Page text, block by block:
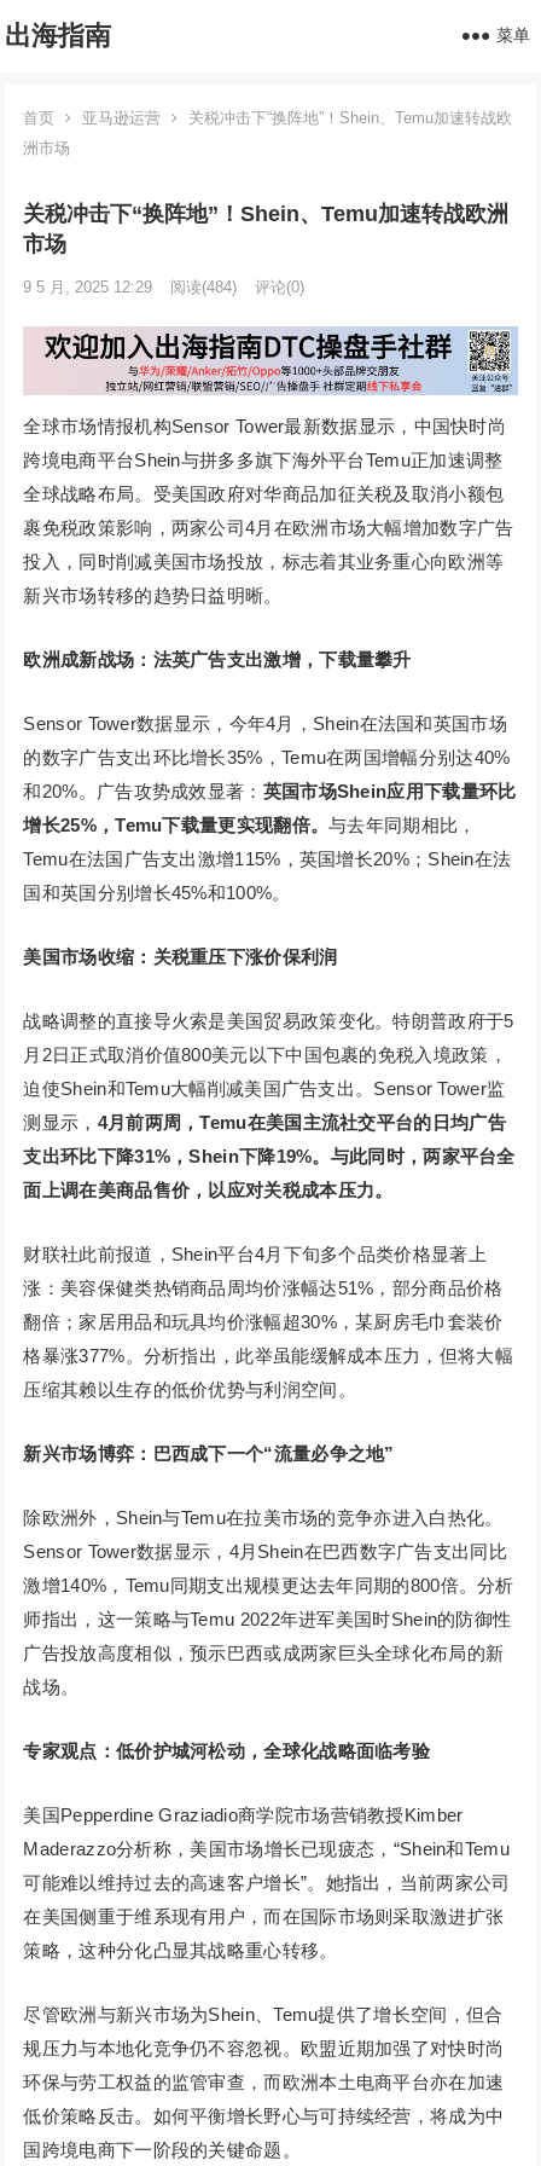
出海指南 菜单
首页 亚马逊运营
关税冲击下“换阵地”！Shein、Temu加速转战欧
洲市场
关税冲击下“换阵地”！Shein、Temu加速转战欧洲
市场
9 5 月, 2025 12:29 阅读(484) 评论(0)
全球市场情报机构Sensor Tower最新数据显示，中国快时尚
跨境电商平台Shein与拼多多旗下海外平台Temu正加速调整
全球战略布局。受美国政府对华商品加征关税及取消小额包
裹免税政策影响，两家公司4月在欧洲市场大幅增加数字广告
投入，同时削减美国市场投放，标志着其业务重心向欧洲等
新兴市场转移的趋势日益明晰。
欧洲成新战场：法英广告支出激增，下载量攀升
Sensor Tower数据显示，今年4月，Shein在法国和英国市场
的数字广告支出环比增长35%，Temu在两国增幅分别达40%
和20%。广告攻势成效显著： 英国市场Shein应用下载量环比
增长25%，Temu下载量更实现翻倍。与去年同期相比，
Temu在法国广告支出激增115%，英国增长20%；Shein在法
国和英国分别增长45%和100%。
美国市场收缩：关税重压下涨价保利润
战略调整的直接导火索是美国贸易政策变化。特朗普政府于5
月2日正式取消价值800美元以下中国包裹的免税入境政策，
迫使Shein和Temu大幅削减美国广告支出。Sensor Tower监
测显示， 4月前两周，Temu在美国主流社交平台的日均广告
支出环比下降31%，Shein下降19%。与此同时，两家平台全
面上调在美商品售价，以应对关税成本压力。
财联社此前报道，Shein平台4月下旬多个品类价格显著上
涨：美容保健类热销商品周均价涨幅达51%，部分商品价格
翻倍；家居用品和玩具均价涨幅超30%，某厨房毛巾套装价
格暴涨377%。分析指出，此举虽能缓解成本压力，但将大幅
压缩其赖以生存的低价优势与利润空间。
新兴市场博弈：巴西成下一个“流量必争之地”
除欧洲外，Shein与Temu在拉美市场的竞争亦进入白热化。
Sensor Tower数据显示，4月Shein在巴西数字广告支出同比
激增140%，Temu同期支出规模更达去年同期的800倍。分析
师指出，这一策略与Temu 2022年进军美国时Shein的防御性
广告投放高度相似，预示巴西或成两家巨头全球化布局的新
战场。
专家观点：低价护城河松动，全球化战略面临考验
美国Pepperdine Graziadio商学院市场营销教授Kimber
Maderazzo分析称，美国市场增长已现疲态，“Shein和Temu
可能难以维持过去的高速客户增长”。她指出，当前两家公司
在美国侧重于维系现有用户，而在国际市场则采取激进扩张
策略，这种分化凸显其战略重心转移。
尽管欧洲与新兴市场为Shein、Temu提供了增长空间，但合
规压力与本地化竞争仍不容忽视。欧盟近期加强了对快时尚
环保与劳工权益的监管审查，而欧洲本土电商平台亦在加速
低价策略反击。如何平衡增长野心与可持续经营，将成为中
国跨境电商下一阶段的关键命题。